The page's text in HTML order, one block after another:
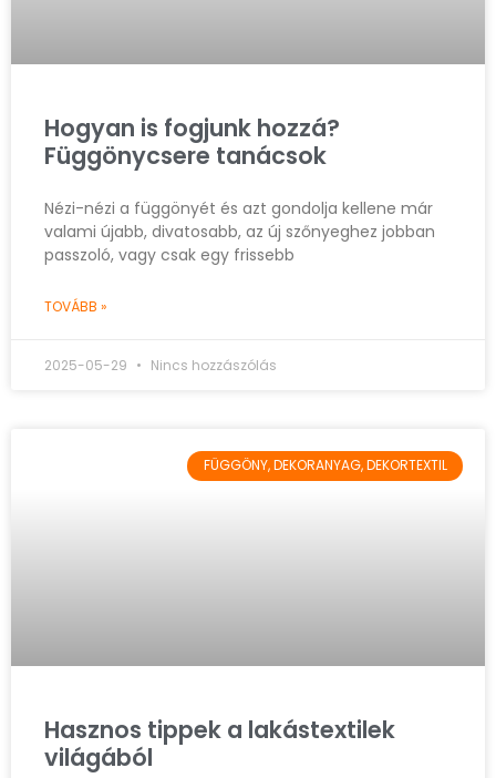
Hogyan is fogjunk hozzá?
Függönycsere tanácsok
Nézi-nézi a függönyét és azt gondolja kellene már
valami újabb, divatosabb, az új szőnyeghez jobban
passzoló, vagy csak egy frissebb
TOVÁBB »
2025-05-29 Nincs hozzászólás
FÜGGÖNY, DEKORANYAG, DEKORTEXTIL
Hasznos tippek a lakástextilek
világából